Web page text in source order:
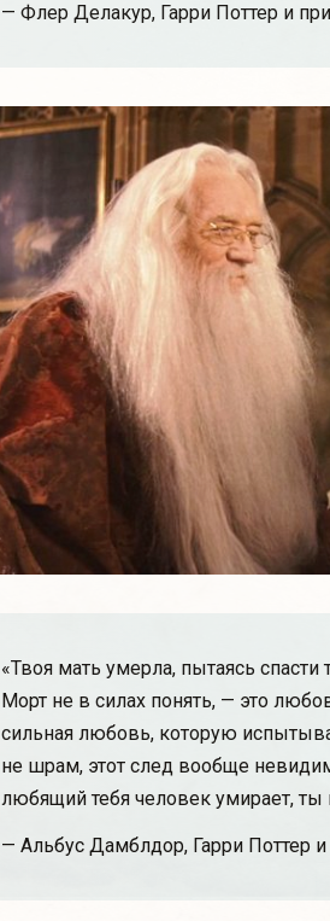
— Флер Делакур, Гарри Поттер и
«Твоя мать умерла, пытаясь спасти
Морт не в силах понять, — это
сильная любовь, которую
не шрам, этот след вообще
любящий тебя человек умирает, ты
— Альбус Дамблдор, Гарри Поттер